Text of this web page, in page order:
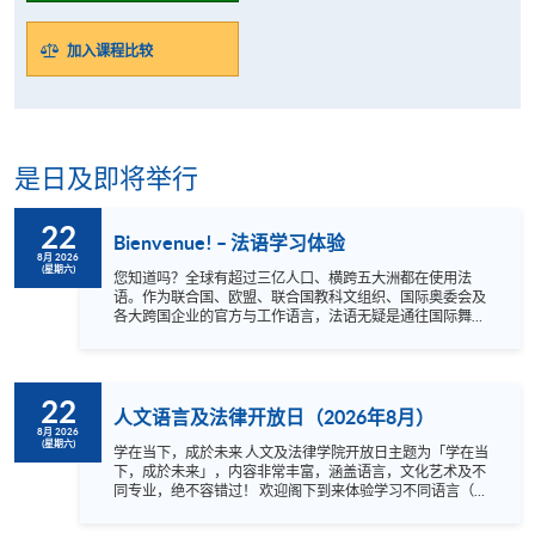
加入课程比较
是日及即将举行
22
8月 2026
(星期六)
Bienvenue! – 法语学习体验
您知道吗？全球有超过三亿人口、横跨五大洲都在使用法
语。作为联合国、欧盟、联合国教科文组织、国际奥委会及
各大跨国企业的官方与工作语言，法语无疑是通往国际舞台
——它不仅能伴您游历罗亚尔河谷的壮丽城堡，更为您前往
加拿大、瑞士、比利时及卢森堡等法语国家留学或旅游开辟
新可能。 不论您是法语初学者，还是法国文化的忠实爱好
者，都诚邀您报名参与本次讲座！我们资深且专业的导师将
透过轻松有趣的互动，带您轻松掌握基础而实用的法文短
22
8月 2026
(星期六)
人文语言及法律开放日（2026年8月）
学在当下，成於未来 人文及法律学院开放日主题为「学在当
下，成於未来」，内容非常丰富，涵盖语言，文化艺术及不
同专业，绝不容错过！ 欢迎阁下到来体验学习不同语言（包